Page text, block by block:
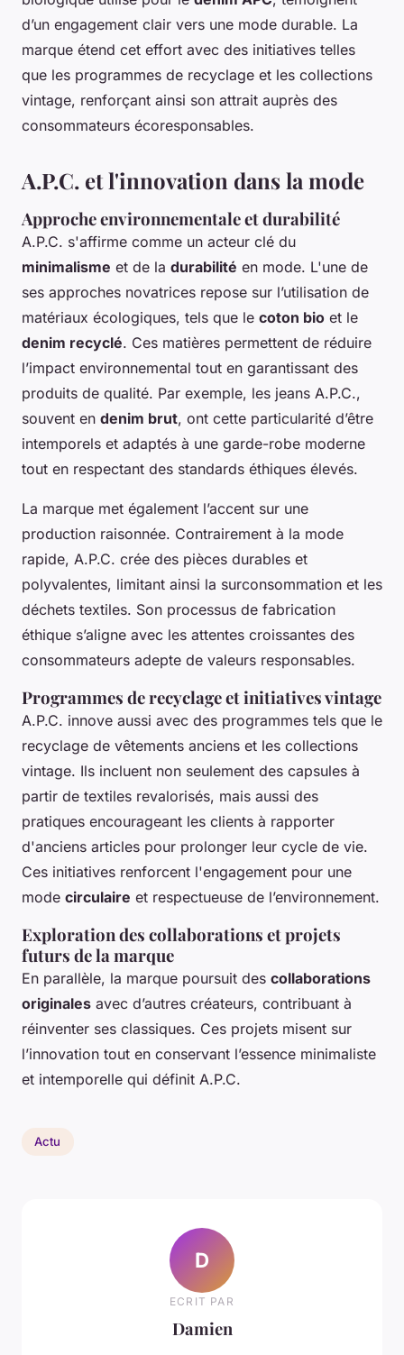
d’un engagement clair vers une mode durable. La
marque étend cet effort avec des initiatives telles
que les programmes de recyclage et les collections
vintage, renforçant ainsi son attrait auprès des
consommateurs écoresponsables.
A.P.C. et l'innovation dans la mode
Approche environnementale et durabilité
A.P.C. s'affirme comme un acteur clé du
minimalisme et de la durabilité en mode. L'une de
ses approches novatrices repose sur l’utilisation de
matériaux écologiques, tels que le coton bio et le
denim recyclé. Ces matières permettent de réduire
l’impact environnemental tout en garantissant des
produits de qualité. Par exemple, les jeans A.P.C.,
souvent en denim brut, ont cette particularité d’être
intemporels et adaptés à une garde-robe moderne
tout en respectant des standards éthiques élevés.
La marque met également l’accent sur une
production raisonnée. Contrairement à la mode
rapide, A.P.C. crée des pièces durables et
polyvalentes, limitant ainsi la surconsommation et les
déchets textiles. Son processus de fabrication
éthique s’aligne avec les attentes croissantes des
consommateurs adepte de valeurs responsables.
Programmes de recyclage et initiatives vintage
A.P.C. innove aussi avec des programmes tels que le
recyclage de vêtements anciens et les collections
vintage. Ils incluent non seulement des capsules à
partir de textiles revalorisés, mais aussi des
pratiques encourageant les clients à rapporter
d'anciens articles pour prolonger leur cycle de vie.
Ces initiatives renforcent l'engagement pour une
mode circulaire et respectueuse de l’environnement.
Exploration des collaborations et projets
futurs de la marque
En parallèle, la marque poursuit des collaborations
originales avec d’autres créateurs, contribuant à
réinventer ses classiques. Ces projets misent sur
l’innovation tout en conservant l’essence minimaliste
et intemporelle qui définit A.P.C.
Actu
D
ECRIT PAR
Damien